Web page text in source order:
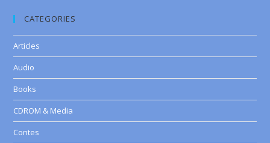
CATEGORIES
Articles
Audio
Books
CDROM & Media
Contes